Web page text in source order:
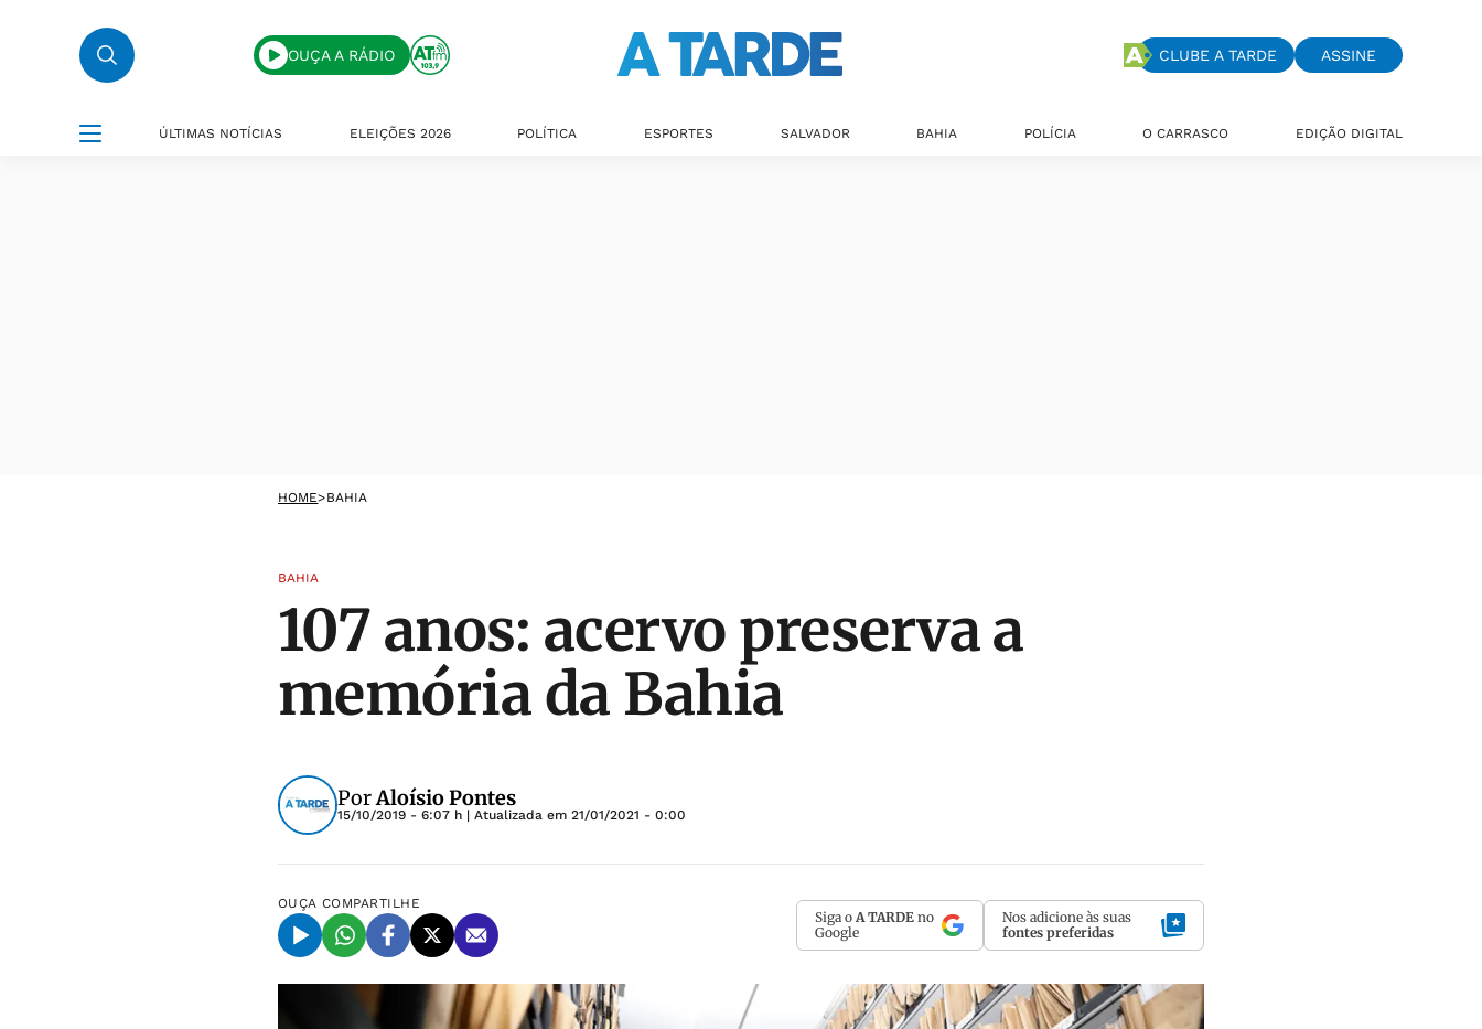
OUÇA A RÁDIO CLUBE A TARDE ASSINE
ÚLTIMAS NOTÍCIAS ELEIÇÕES 2026 POLÍTICA ESPORTES SALVADOR BAHIA POLÍCIA O CARRASCO EDIÇÃO DIGITAL
HOME>BAHIA
BAHIA
107 anos: acervo preserva a
memória da Bahia
PorAloísio Pontes
15/10/2019 - 6:07 h | Atualizada em 21/01/2021 - 0:00
OUÇA COMPARTILHE
Siga o A TARDE no
Google
Nos adicione às suas
fontes preferidas